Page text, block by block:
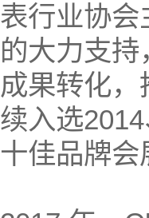
表行业协
的大力支
成果转化
续入选
十佳品牌会